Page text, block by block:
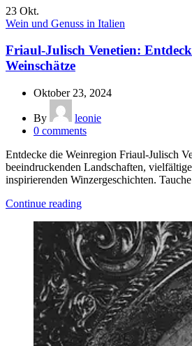
23 Okt.
Wein und Genuss in Italien
Friaul-Julisch Venetien:
Weinschätze
Oktober 23, 2024
By
leonie
0 comments
Entdecke die Weinregion Friaul-Julisch
beeindruckenden Landschaften,
inspirierenden Winzergeschichten.
Continue reading